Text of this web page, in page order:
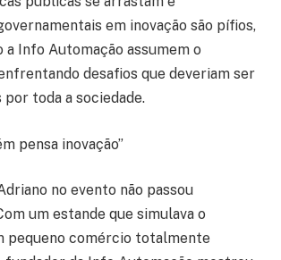
em inovação são pífios,
a Info Automação assumem o
desafios que deveriam ser
toda a sociedade.
pensa inovação”
no evento não passou
um estande que simulava o
pequeno comércio totalmente